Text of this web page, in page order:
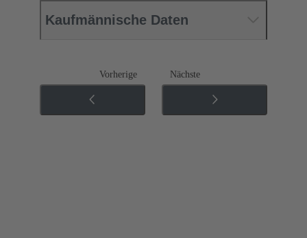
Kaufmännische Daten
Vorherige Nächste